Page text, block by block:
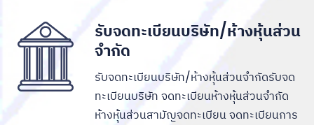
รับจดทะเบียนบริษัท/ห้างหุ้นส่วน
จำกัด
รับจดทะเบียนบริษัท/ห้างหุ้นส่วนจำกัดรับจด
ทะเบียนบริษัท จดทะเบียนห้างหุ้นส่วนจำกัด
ห้างหุ้นส่วนสามัญจดทะเบียน จดทะเบียนการ